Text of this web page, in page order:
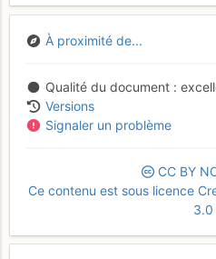
À proximité de...
Qualité du document
Versions
Signaler un problème
CC BY
Ce contenu est sous licence
3.0